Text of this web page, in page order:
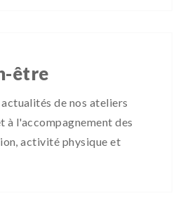
être
de nos ateliers
à l'accompagnement des
activité physique et